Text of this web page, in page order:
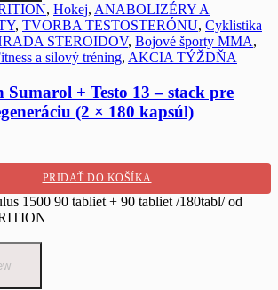
, Hokej, ANABOLIZÉRY A
, TVORBA TESTOSTERÓNU, Cyklistika
STEROIDOV, Bojové športy MMA,
a silový tréning, AKCIA TÝŽDŇA
Sumarol + Testo 13 – stack pre
(2 × 180 kapsúl)
PRIDAŤ DO KOŠÍKA